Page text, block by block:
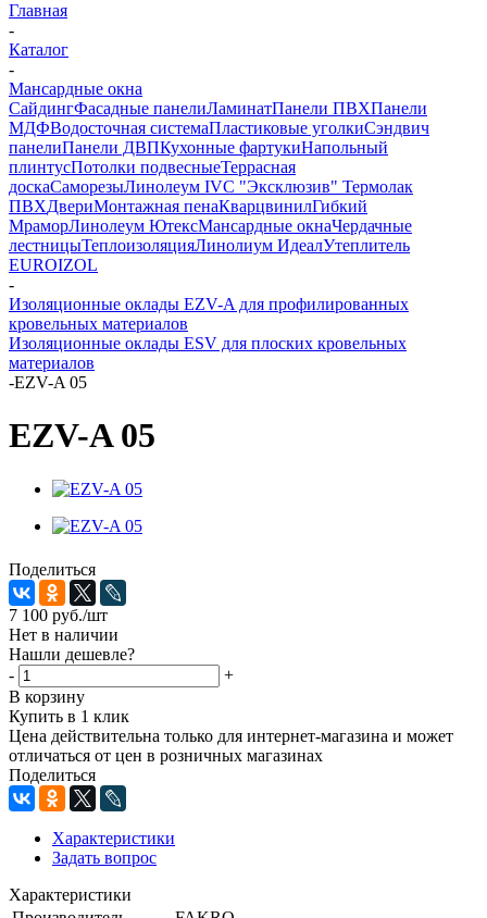
Главная
-
Каталог
-
Мансардные окна
СайдингФасадные панелиЛаминатПанели ПВХПанели
МДФВодосточная системаПластиковые уголкиСэндвич
панелиПанели ДВПКухонные фартукиНапольный
плинтусПотолки подвесныеТеррасная
доскаСаморезыЛинолеум IVC "Эксклюзив" Термолак
ПВХДвериМонтажная пенаКварцвинилГибкий
МраморЛинолеум ЮтексМансардные окнаЧердачные
лестницыТеплоизоляцияЛинолиум ИдеалУтеплитель
EUROIZOL
-
Изоляционные оклады EZV-A для профилированных
кровельных материалов
Изоляционные оклады ESV для плоских кровельных
материалов
-EZV-A 05
EZV-A 05
Поделиться
7 100 руб./шт
Нет в наличии
Нашли дешевле?
-
+
В корзину
Купить в 1 клик
Цена действительна только для интернет-магазина и может
отличаться от цен в розничных магазинах
Поделиться
Характеристики
Задать вопрос
Характеристики